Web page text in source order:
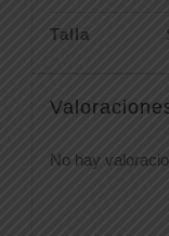
Talla
No hay